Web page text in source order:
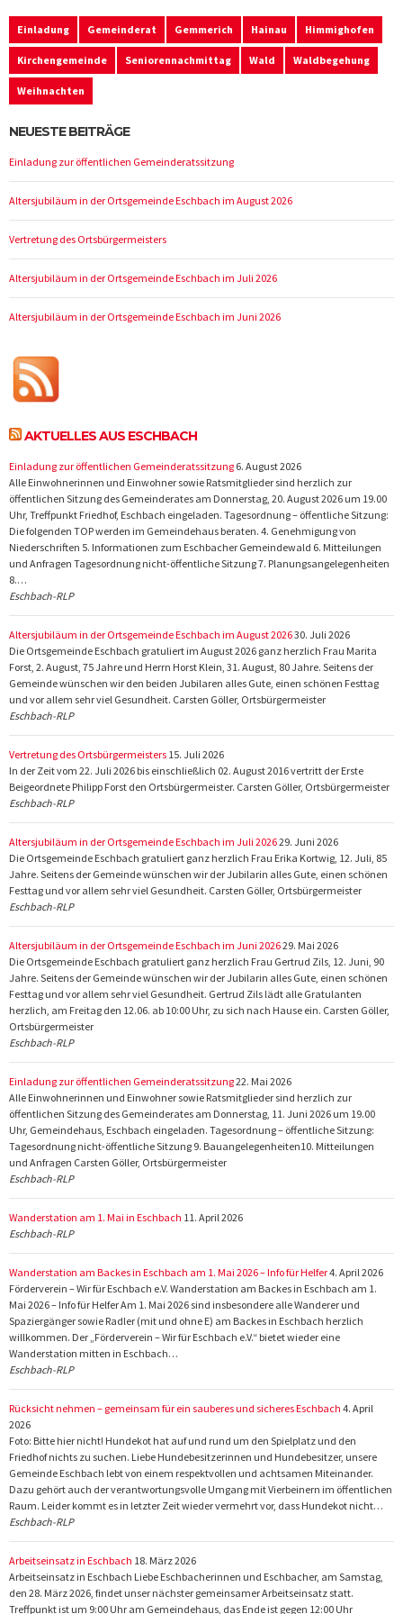
Einladung Gemeinderat Gemmerich Hainau Himmighofen
Kirchengemeinde Seniorennachmittag Wald Waldbegehung
Weihnachten
NEUESTE BEITRÄGE
Einladung zur öffentlichen Gemeinderatssitzung
Altersjubiläum in der Ortsgemeinde Eschbach im August 2026
Vertretung des Ortsbürgermeisters
Altersjubiläum in der Ortsgemeinde Eschbach im Juli 2026
Altersjubiläum in der Ortsgemeinde Eschbach im Juni 2026
AKTUELLES AUS ESCHBACH
Einladung zur öffentlichen Gemeinderatssitzung 6. August 2026
Alle Einwohnerinnen und Einwohner sowie Ratsmitglieder sind herzlich zur
öffentlichen Sitzung des Gemeinderates am Donnerstag, 20. August 2026 um 19.00
Uhr, Treffpunkt Friedhof, Eschbach eingeladen. Tagesordnung – öffentliche Sitzung:
Die folgenden TOP werden im Gemeindehaus beraten. 4. Genehmigung von
Niederschriften 5. Informationen zum Eschbacher Gemeindewald 6. Mitteilungen
und Anfragen Tagesordnung nicht-öffentliche Sitzung 7. Planungsangelegenheiten
8.…
Eschbach-RLP
Altersjubiläum in der Ortsgemeinde Eschbach im August 202630. Juli 2026
Die Ortsgemeinde Eschbach gratuliert im August 2026 ganz herzlich Frau Marita
Forst, 2. August, 75 Jahre und Herrn Horst Klein, 31. August, 80 Jahre. Seitens der
Gemeinde wünschen wir den beiden Jubilaren alles Gute, einen schönen Festtag
und vor allem sehr viel Gesundheit. Carsten Göller, Ortsbürgermeister
Eschbach-RLP
Vertretung des Ortsbürgermeisters 15. Juli 2026
In der Zeit vom 22. Juli 2026 bis einschließlich 02. August 2016 vertritt der Erste
Beigeordnete Philipp Forst den Ortsbürgermeister. Carsten Göller, Ortsbürgermeister
Eschbach-RLP
Altersjubiläum in der Ortsgemeinde Eschbach im Juli 202629. Juni 2026
Die Ortsgemeinde Eschbach gratuliert ganz herzlich Frau Erika Kortwig, 12. Juli, 85
Jahre. Seitens der Gemeinde wünschen wir der Jubilarin alles Gute, einen schönen
Festtag und vor allem sehr viel Gesundheit. Carsten Göller, Ortsbürgermeister
Eschbach-RLP
Altersjubiläum in der Ortsgemeinde Eschbach im Juni 202629. Mai 2026
Die Ortsgemeinde Eschbach gratuliert ganz herzlich Frau Gertrud Zils, 12. Juni, 90
Jahre. Seitens der Gemeinde wünschen wir der Jubilarin alles Gute, einen schönen
Festtag und vor allem sehr viel Gesundheit. Gertrud Zils lädt alle Gratulanten
herzlich, am Freitag den 12.06. ab 10:00 Uhr, zu sich nach Hause ein. Carsten Göller,
Ortsbürgermeister
Eschbach-RLP
Einladung zur öffentlichen Gemeinderatssitzung22. Mai 2026
Alle Einwohnerinnen und Einwohner sowie Ratsmitglieder sind herzlich zur
öffentlichen Sitzung des Gemeinderates am Donnerstag, 11. Juni 2026 um 19.00
Uhr, Gemeindehaus, Eschbach eingeladen. Tagesordnung – öffentliche Sitzung:
Tagesordnung nicht-öffentliche Sitzung 9. Bauangelegenheiten10. Mitteilungen
und Anfragen Carsten Göller, Ortsbürgermeister
Eschbach-RLP
Wanderstation am 1. Mai in Eschbach 11. April 2026
Eschbach-RLP
Wanderstation am Backes in Eschbach am 1. Mai 2026 – Info für Helfer4. April 2026
Förderverein – Wir für Eschbach e.V. Wanderstation am Backes in Eschbach am 1.
Mai 2026 – Info für Helfer Am 1. Mai 2026 sind insbesondere alle Wanderer und
Spaziergänger sowie Radler (mit und ohne E) am Backes in Eschbach herzlich
willkommen. Der „Förderverein – Wir für Eschbach e.V.“ bietet wieder eine
Wanderstation mitten in Eschbach…
Eschbach-RLP
Rücksicht nehmen – gemeinsam für ein sauberes und sicheres Eschbach 4. April
2026
Foto: Bitte hier nicht! Hundekot hat auf und rund um den Spielplatz und den
Friedhof nichts zu suchen. Liebe Hundebesitzerinnen und Hundebesitzer, unsere
Gemeinde Eschbach lebt von einem respektvollen und achtsamen Miteinander.
Dazu gehört auch der verantwortungsvolle Umgang mit Vierbeinern im öffentlichen
Raum. Leider kommt es in letzter Zeit wieder vermehrt vor, dass Hundekot nicht…
Eschbach-RLP
Arbeitseinsatz in Eschbach 18. März 2026
Arbeitseinsatz in Eschbach Liebe Eschbacherinnen und Eschbacher, am Samstag,
den 28. März 2026, findet unser nächster gemeinsamer Arbeitseinsatz statt.
Treffpunkt ist um 9:00 Uhr am Gemeindehaus, das Ende ist gegen 12:00 Uhr